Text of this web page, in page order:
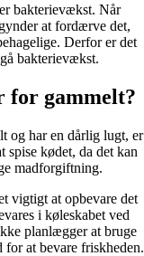
bakterievækst. Når
at fordærve det,
Derfor er det
bakterievækst.
for gammelt?
og har en dårlig lugt, er
spise kødet, da det kan
madforgiftning.
vigtigt at opbevare det
i køleskabet ved
planlægger at bruge
for at bevare friskheden.